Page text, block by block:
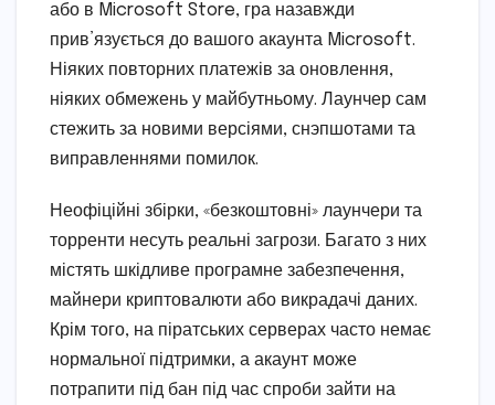
або в Microsoft Store, гра назавжди
прив’язується до вашого акаунта Microsoft.
Ніяких повторних платежів за оновлення,
ніяких обмежень у майбутньому. Лаунчер сам
стежить за новими версіями, снэпшотами та
виправленнями помилок.
Неофіційні збірки, «безкоштовні» лаунчери та
торренти несуть реальні загрози. Багато з них
містять шкідливе програмне забезпечення,
майнери криптовалюти або викрадачі даних.
Крім того, на піратських серверах часто немає
нормальної підтримки, а акаунт може
потрапити під бан під час спроби зайти на